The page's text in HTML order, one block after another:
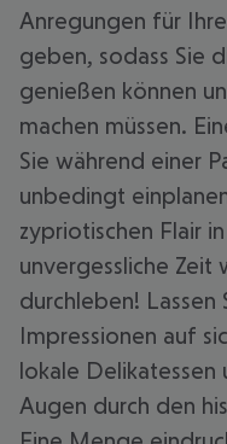
Anregungen für
geben, sodass Sie
genießen können
machen müssen.
Sie während einer
unbedingt
zypriotischen Flair
unvergessliche
durchleben! Lassen
Impressionen auf
lokale
Augen durch den